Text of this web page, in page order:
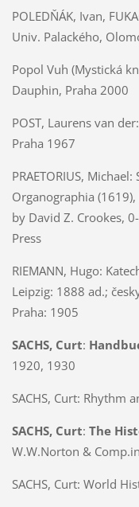
POLEDŇÁK, Ivan,
Univ. Palackého,
Popol Vuh (Mystická
Dauphin, Praha 2000
POST, Laurens van der:
Praha 1967
PRAETORIUS, Michael:
Organographia
by David Z. Crookes,
Press
RIEMANN, Hugo:
Leipzig: 1888 ad.;
Praha: 1905
SACHS, Curt:
1920, 1930
SACHS, Curt: Rhythm
SACHS, Curt: The
W.W.Norton &
SACHS, Curt: World